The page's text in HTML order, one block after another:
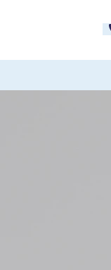
Seit 2025
seit 2023